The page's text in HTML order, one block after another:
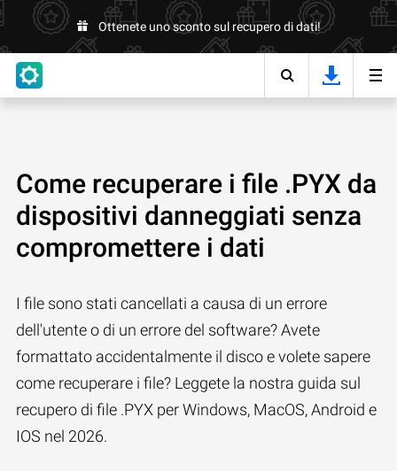
Ottenete uno sconto sul recupero di dati!
Come recuperare i file .PYX da
dispositivi danneggiati senza
compromettere i dati
I file sono stati cancellati a causa di un errore
dell'utente o di un errore del software? Avete
formattato accidentalmente il disco e volete sapere
come recuperare i file? Leggete la nostra guida sul
recupero di file .PYX per Windows, MacOS, Android e
IOS nel 2026.